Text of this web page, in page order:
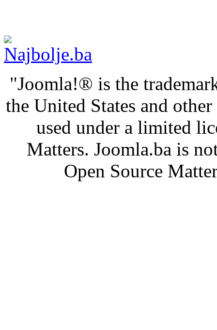
"Joomla!® is the
the United States and
used under a limited
Matters. Joomla.ba is
Open Source